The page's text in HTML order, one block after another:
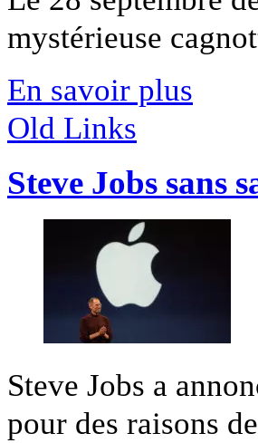
mystérieuse
En savoir plus
Old Links
Steve Jobs sans
Steve Jobs a
pour des raisons